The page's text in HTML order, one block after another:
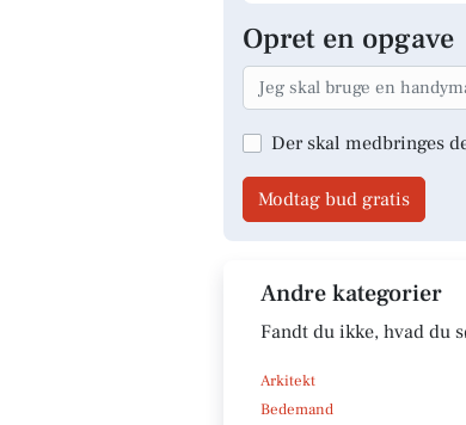
Opret en opgave
Der skal medbringes
Modtag bud gratis
Andre kategorier
Fandt du ikke, hvad du
Arkitekt
Bedemand